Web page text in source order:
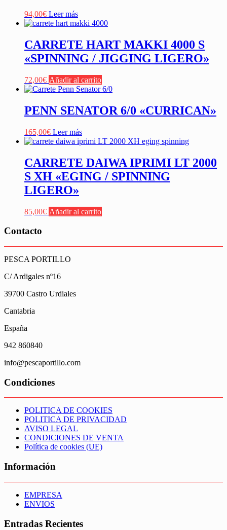
94,00€ Leer más
CARRETE HART MAKKI 4000 S
«SPINNING / JIGGING LIGERO»
72,00€ Añadir al carrito
PENN SENATOR 6/0 «CURRICAN»
165,00€ Leer más
CARRETE DAIWA IPRIMI LT 2000
S XH «EGING / SPINNING
LIGERO»
85,00€ Añadir al carrito
Contacto
PESCA PORTILLO
C/ Ardigales nº16
39700 Castro Urdiales
Cantabria
España
942 860840
info@pescaportillo.com
Condiciones
POLITICA DE COOKIES
POLITICA DE PRIVACIDAD
AVISO LEGAL
CONDICIONES DE VENTA
Política de cookies (UE)
Información
EMPRESA
ENVIOS
Entradas Recientes